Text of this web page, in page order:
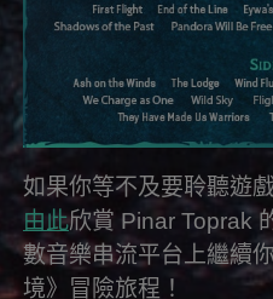
如果你等不及要聆聽遊
由此欣賞 Pinar Toprak
數音樂串流平台上繼續
境》冒險旅程！